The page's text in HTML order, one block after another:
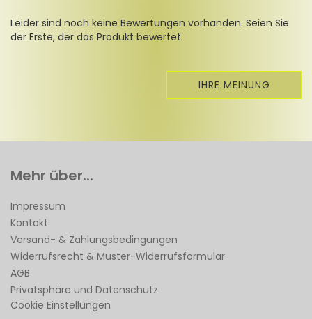
Leider sind noch keine Bewertungen vorhanden. Seien Sie
der Erste, der das Produkt bewertet.
IHRE MEINUNG
Mehr über...
Impressum
Kontakt
Versand- & Zahlungsbedingungen
Widerrufsrecht & Muster-Widerrufsformular
AGB
Privatsphäre und Datenschutz
Cookie Einstellungen